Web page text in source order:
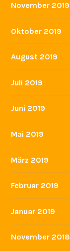
November 2019
Oktober 2019
August 2019
Juli 2019
Juni 2019
Mai 2019
März 2019
Februar 2019
Januar 2019
November 2018